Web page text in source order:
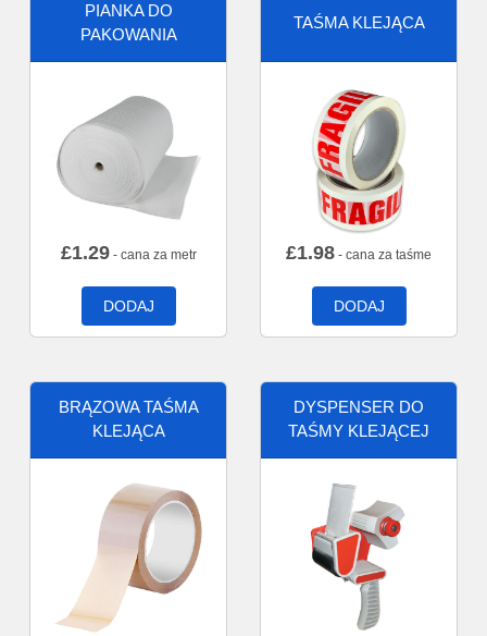
PIANKA DO
PAKOWANIA
£1.29- cana za metr
DODAJ
TAŚMA KLEJĄCA
£1.98 - cana za taśme
DODAJ
BRĄZOWA TAŚMA
KLEJĄCA
DYSPENSER DO
TAŚMY KLEJĄCEJ